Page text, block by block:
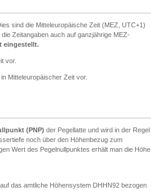
sind die Mitteleuropäische Zeit (MEZ, UTC+1)
die Zeitangaben auch auf ganzjährige MEZ-
eingestellt.
vor.
Mitteleuropäischer Zeit vor.
(PNP) der Pegellatte und wird in der Regel
noch über den Höhenbezug zum
Wert des Pegelnullpunktes erhält man die Höhe
das amtliche Höhensystem DHHN92 bezogen